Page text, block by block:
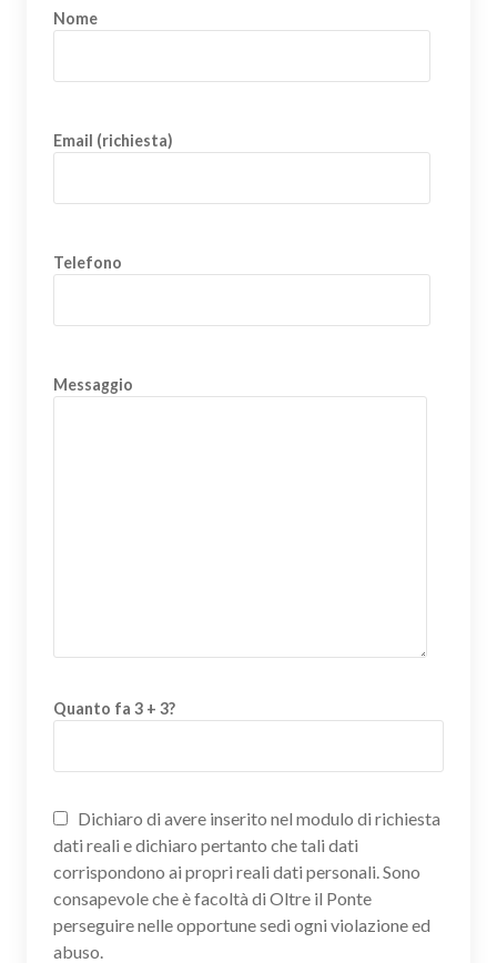
Nome
Email (richiesta)
Telefono
Messaggio
Quanto fa 3 + 3?
Dichiaro di avere inserito nel modulo di richiesta
dati reali e dichiaro pertanto che tali dati
corrispondono ai propri reali dati personali. Sono
consapevole che è facoltà di Oltre il Ponte
perseguire nelle opportune sedi ogni violazione ed
abuso.